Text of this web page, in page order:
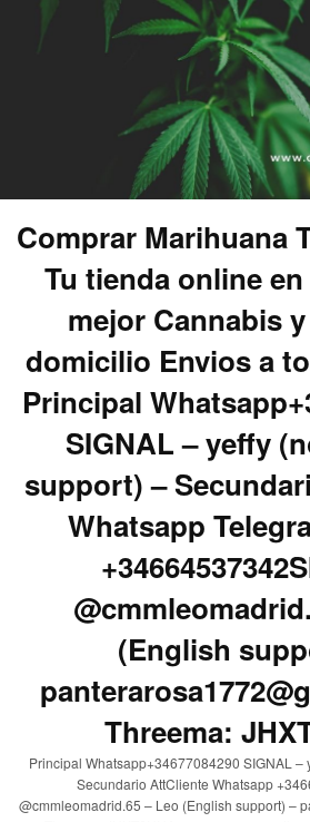
Comprar Marihuana
Tu tienda online
mejor Cannabis
domicilio Envios a
Principal
SIGNAL – yeffy
support) –
Whatsapp
(English
Threema:
Principal Whatsapp+34677084290 SIGNAL –
Secundario AttCliente Whatsapp
@cmmleomadrid.65 – Leo (English support) –